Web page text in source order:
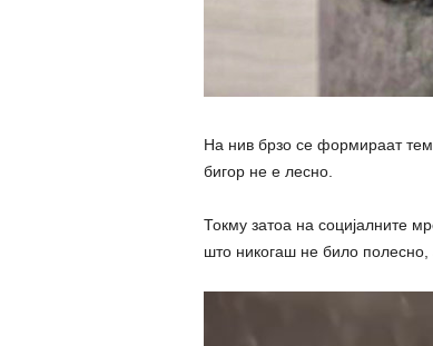
На нив брзо се формираат
бигор не е лесно.
Токму затоа на социјалните
што никогаш не било полесно,